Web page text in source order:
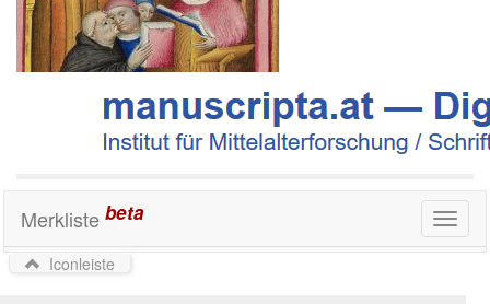
Toggle
Merkliste beta
Iconleiste